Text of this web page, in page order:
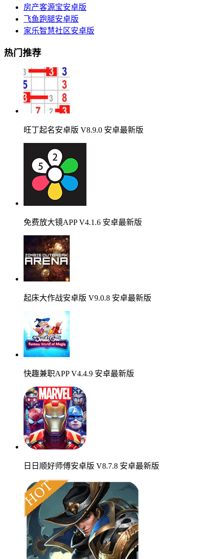
房产客源宝安卓版
飞鱼跑腿安卓版
家乐智慧社区安卓版
热门推荐
旺丁起名安卓版 V8.9.0 安卓最新版
免费放大镜APP V4.1.6 安卓最新版
起床大作战安卓版 V9.0.8 安卓最新版
快趣兼职APP V4.4.9 安卓最新版
日日顺好师傅安卓版 V8.7.8 安卓最新版